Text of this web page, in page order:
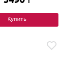
Купить